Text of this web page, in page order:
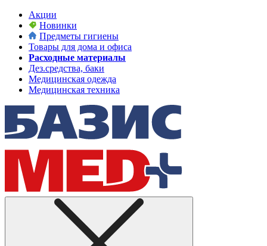
Акции
Новинки
Предметы гигиены
Товары для дома и офиса
Расходные материалы
Дез.средства, баки
Медицинская одежда
Медицинская техника